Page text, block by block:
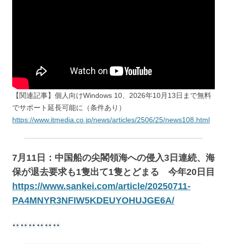
【関連記事】個人向けWindows 10、2026年10月13日まで無料
でサポート延長可能に（条件あり）
https://www.itmedia.co.jp/news/articles/2506/25/news108.html
7月11日：中国船の尖閣領海への侵入3日連続、海
保が退去要求も1隻出て1隻とどまる 今年20日目
https://www.sankei.com/article/20250711-
PA4MNYR3NFIW5KDEUYOHUJGE6A/